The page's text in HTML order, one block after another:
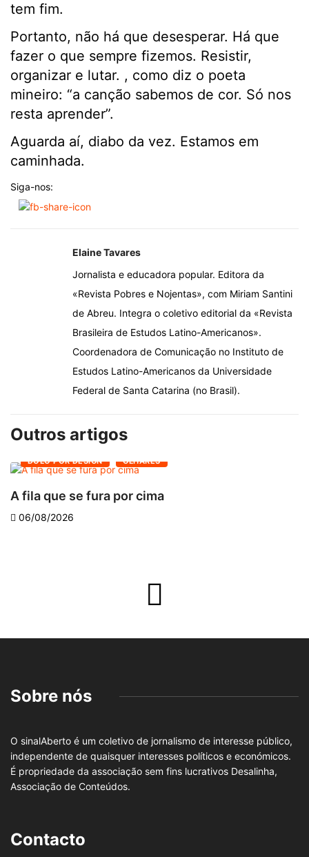
tem fim.
Portanto, não há que desesperar. Há que
fazer o que sempre fizemos. Resistir,
organizar e lutar. , como diz o poeta
mineiro: “a canção sabemos de cor. Só nos
resta aprender”.
Aguarda aí, diabo da vez. Estamos em
caminhada.
Siga-nos:
Elaine Tavares
Jornalista e educadora popular. Editora da
«Revista Pobres e Nojentas», com Miriam Santini
de Abreu. Integra o coletivo editorial da «Revista
Brasileira de Estudos Latino-Americanos».
Coordenadora de Comunicação no Instituto de
Estudos Latino-Americanos da Universidade
Federal de Santa Catarina (no Brasil).
Outros artigos
DOLO POR DESIGN OLHARES
A fila que se fura por cima
06/08/2026
Sobre nós
O sinalAberto é um coletivo de jornalismo de interesse público,
independente de quaisquer interesses políticos e económicos.
É propriedade da associação sem fins lucrativos Desalinha,
Associação de Conteúdos.
Contacto